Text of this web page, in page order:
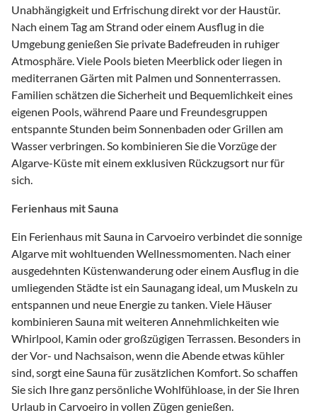
Unabhängigkeit und Erfrischung direkt vor der Haustür.
Nach einem Tag am Strand oder einem Ausflug in die
Umgebung genießen Sie private Badefreuden in ruhiger
Atmosphäre. Viele Pools bieten Meerblick oder liegen in
mediterranen Gärten mit Palmen und Sonnenterrassen.
Familien schätzen die Sicherheit und Bequemlichkeit eines
eigenen Pools, während Paare und Freundesgruppen
entspannte Stunden beim Sonnenbaden oder Grillen am
Wasser verbringen. So kombinieren Sie die Vorzüge der
Algarve-Küste mit einem exklusiven Rückzugsort nur für
sich.
Ferienhaus mit Sauna
Ein Ferienhaus mit Sauna in Carvoeiro verbindet die sonnige
Algarve mit wohltuenden Wellnessmomenten. Nach einer
ausgedehnten Küstenwanderung oder einem Ausflug in die
umliegenden Städte ist ein Saunagang ideal, um Muskeln zu
entspannen und neue Energie zu tanken. Viele Häuser
kombinieren Sauna mit weiteren Annehmlichkeiten wie
Whirlpool, Kamin oder großzügigen Terrassen. Besonders in
der Vor- und Nachsaison, wenn die Abende etwas kühler
sind, sorgt eine Sauna für zusätzlichen Komfort. So schaffen
Sie sich Ihre ganz persönliche Wohlfühloase, in der Sie Ihren
Urlaub in Carvoeiro in vollen Zügen genießen.